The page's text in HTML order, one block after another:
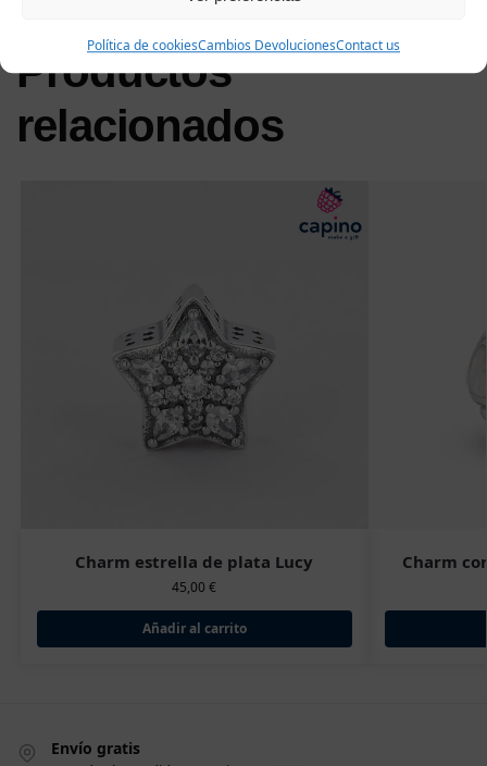
Política de cookiesCambios DevolucionesContact us
Productos
relacionados
Charm estrella de plata Lucy
45,00€
Añadir al carrito
Charm
Envío gratis